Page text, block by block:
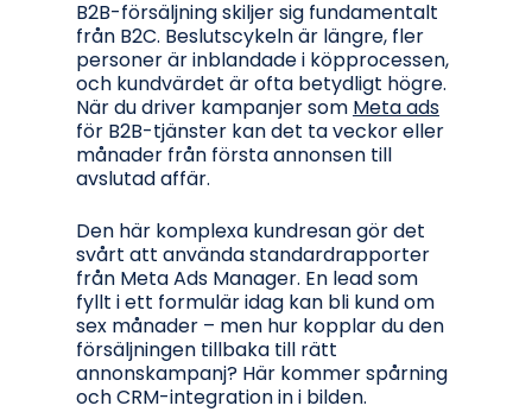
B2B-försäljning skiljer sig fundamentalt
från B2C. Beslutscykeln är längre, fler
personer är inblandade i köpprocessen,
och kundvärdet är ofta betydligt högre.
När du driver kampanjer som Meta ads
för B2B-tjänster kan det ta veckor eller
månader från första annonsen till
avslutad affär.
Den här komplexa kundresan gör det
svårt att använda standardrapporter
från Meta Ads Manager. En lead som
fyllt i ett formulär idag kan bli kund om
sex månader – men hur kopplar du den
försäljningen tillbaka till rätt
annonskampanj? Här kommer spårning
och CRM-integration in i bilden.